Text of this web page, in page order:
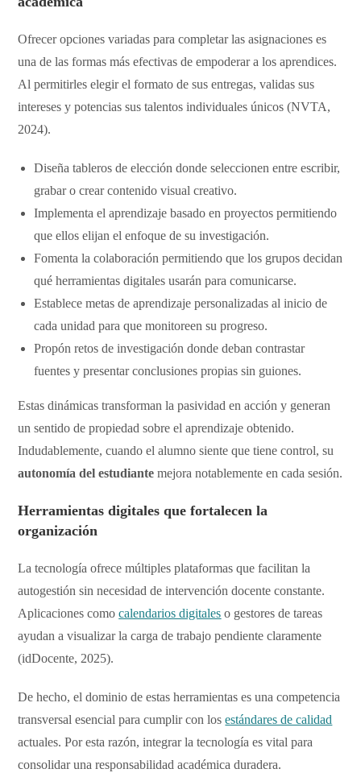
​Ofrecer opciones variadas para completar las asignaciones es
una de las formas más efectivas de empoderar a los aprendices.
Al permitirles elegir el formato de sus entregas, validas sus
intereses y potencias sus talentos individuales únicos (NVTA,
2024).
​Diseña tableros de elección donde seleccionen entre escribir,
grabar o crear contenido visual creativo.
​Implementa el aprendizaje basado en proyectos permitiendo
que ellos elijan el enfoque de su investigación.
​Fomenta la colaboración permitiendo que los grupos decidan
qué herramientas digitales usarán para comunicarse.
​Establece metas de aprendizaje personalizadas al inicio de
cada unidad para que monitoreen su progreso.
​Propón retos de investigación donde deban contrastar
fuentes y presentar conclusiones propias sin guiones.
​Estas dinámicas transforman la pasividad en acción y generan
un sentido de propiedad sobre el aprendizaje obtenido.
Indudablemente, cuando el alumno siente que tiene control, su
autonomía del estudiante mejora notablemente en cada sesión.
Herramientas digitales que fortalecen la
organización
​La tecnología ofrece múltiples plataformas que facilitan la
autogestión sin necesidad de intervención docente constante.
Aplicaciones comocalendarios digitales o gestores de tareas
ayudan a visualizar la carga de trabajo pendiente claramente
(idDocente, 2025).
De hecho, el dominio de estas herramientas es una competencia
transversal esencial para cumplir con losestándares de calidad
actuales. Por esta razón, integrar la tecnología es vital para
consolidar una responsabilidad académica duradera.